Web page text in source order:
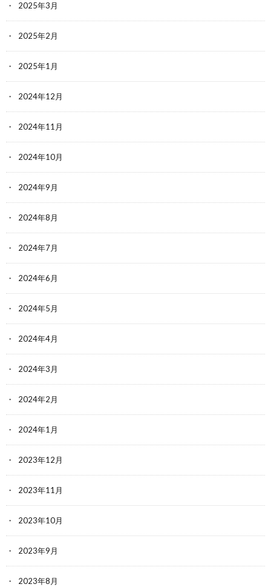
2025年3月
2025年2月
2025年1月
2024年12月
2024年11月
2024年10月
2024年9月
2024年8月
2024年7月
2024年6月
2024年5月
2024年4月
2024年3月
2024年2月
2024年1月
2023年12月
2023年11月
2023年10月
2023年9月
2023年8月